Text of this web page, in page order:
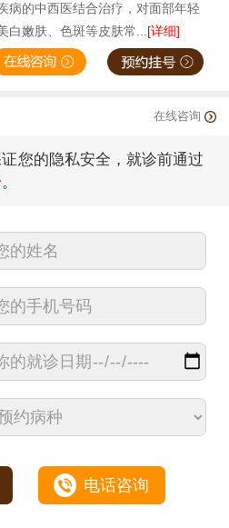
病的中西医结合治疗，对面部年轻
白嫩肤、色斑等皮肤常...[详细]
在线咨询
您的隐私安全，就诊前通过
。
电话咨询